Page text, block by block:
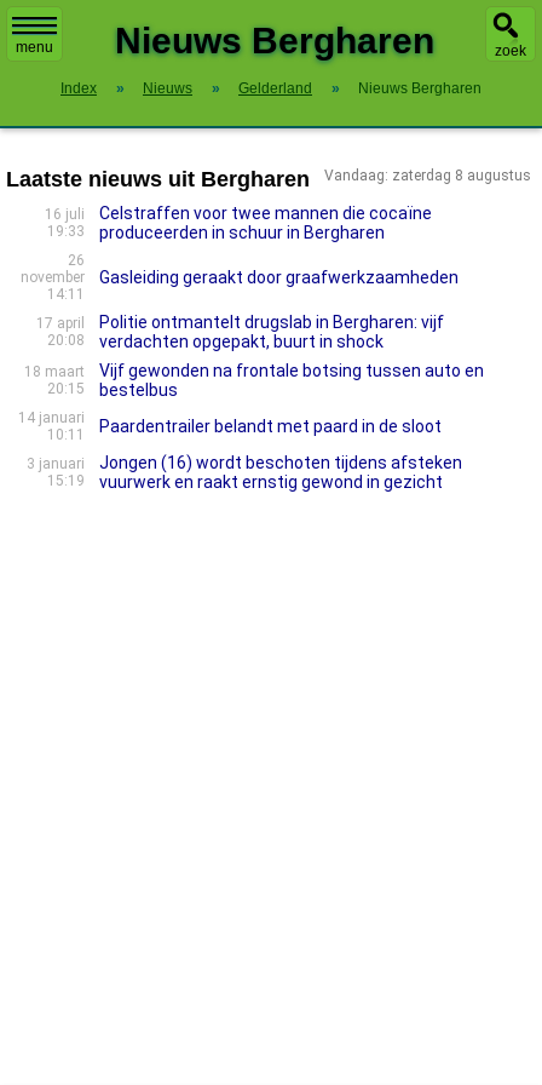
menu zoek
Nieuws Bergharen
Index » Nieuws » Gelderland » Nieuws Bergharen
Vandaag: zaterdag 8 augustus
Laatste nieuws uit Bergharen
16 juli
19:33
Celstraffen voor twee mannen die cocaïne
produceerden in schuur in Bergharen
26
november
14:11
Gasleiding geraakt door graafwerkzaamheden
17 april
20:08
Politie ontmantelt drugslab in Bergharen: vijf
verdachten opgepakt, buurt in shock
18 maart
20:15
Vijf gewonden na frontale botsing tussen auto en
bestelbus
14 januari
10:11
Paardentrailer belandt met paard in de sloot
3 januari
15:19
Jongen (16) wordt beschoten tijdens afsteken
vuurwerk en raakt ernstig gewond in gezicht